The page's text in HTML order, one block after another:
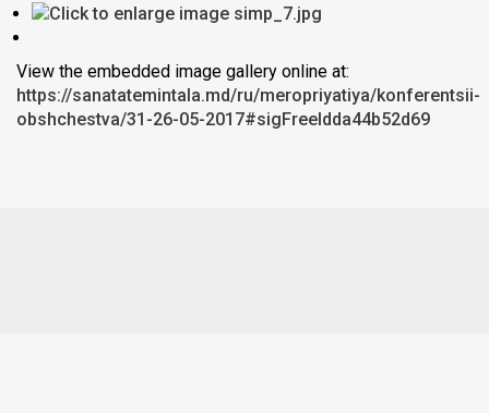
View the embedded image gallery online at:
https://sanatatemintala.md/ru/meropriyatiya/konferentsii-
obshchestva/31-26-05-2017#sigFreeIdda44b52d69